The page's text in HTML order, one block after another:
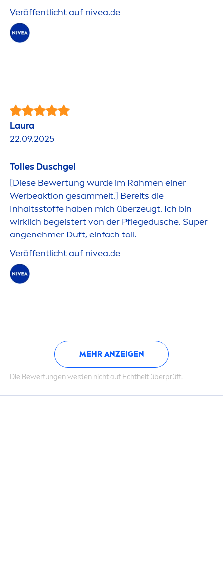
Veröffentlicht auf nivea.de
Laura
22.09.2025
Tolles Duschgel
[Diese Bewertung wurde im Rahmen einer
Werbeaktion gesammelt.] Bereits die
Inhaltsstoffe haben mich überzeugt. Ich bin
wirklich begeistert von der Pflegedusche. Super
angenehmer Duft, einfach toll.
Veröffentlicht auf nivea.de
MEHR ANZEIGEN
Die Bewertungen werden nicht auf Echtheit überprüft.